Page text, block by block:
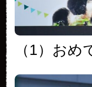
（1）お